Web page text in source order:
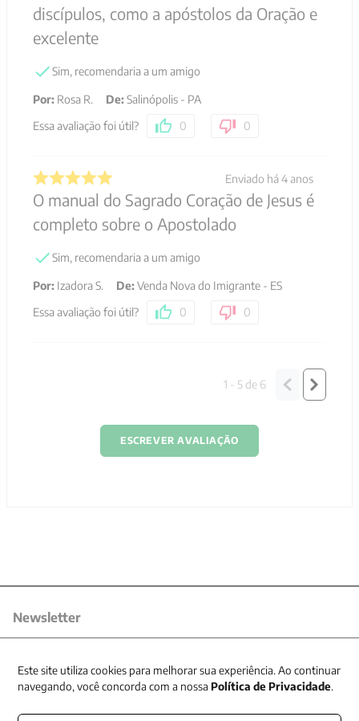
discípulos, como a apóstolos da Oração e
excelente
Sim, recomendaria a um amigo
Por: Rosa R. De:Salinópolis - PA
Essa avaliação foi útil?
0 0
Enviado há 4 anos
O manual do Sagrado Coração de Jesus é
completo sobre o Apostolado
Sim, recomendaria a um amigo
Por: Izadora S. De:Venda Nova do Imigrante - ES
Essa avaliação foi útil?
0 0
1 - 5 de 6
ESCREVER AVALIAÇÃO
Newsletter
Este site utiliza cookies para melhorar sua experiência. Ao continuar
navegando, você concorda com a nossa Política de Privacidade.